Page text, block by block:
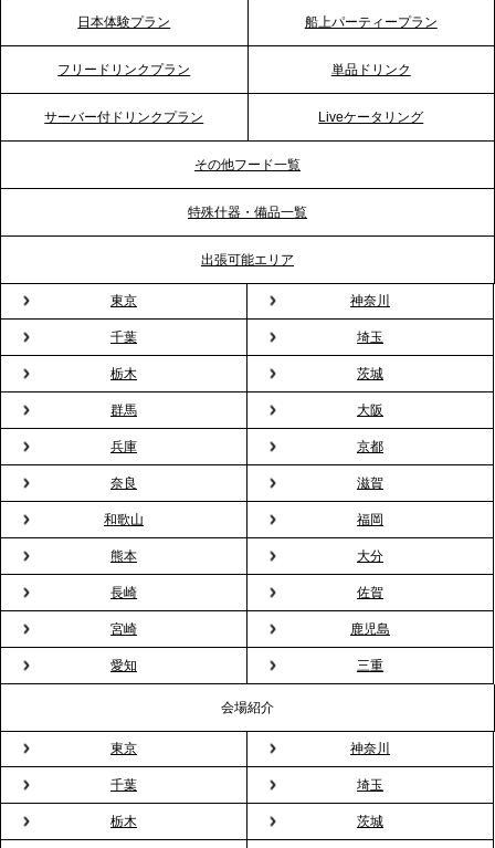
プレスリリースのご案内｜ケータリングのセカンド
テーブル、横浜事務所を新設。神奈川エリアのサー
ビス提供体制を強化し、質の高い「場づくり」をサ
TBS「Nスタ」で、2ndTable「1DISH」の花見オー
ドブルが紹介されました
2026.3.23
プレスリリースのご案内｜入社式の“そのまま懇親
ィスケータリング』という新しい活用法
2026.3.20
NHK「ニュースウオッチ9」で、2ndTable「室内花
見」が紹介されました
プレスリリースのご案内｜2026年、春の親睦は「花
粉レス」な室内花見。福利厚生としても注目され
る、快適で新しいお花見体験
2026.3.5
プレスリリースのご案内｜「室内お花見」の法人利
用が前年比4倍に急増。オフィスに桜が届く福利厚生
の新定番
日本体験プラン 船上パーティープラン
フリードリンクプラン 単品ドリンク
サーバー付ドリンクプラン Liveケータリング
その他フード一覧
特殊什器・備品一覧
出張可能エリア
東京 神奈川
千葉 埼玉
栃木 茨城
群馬 大阪
兵庫 京都
奈良 滋賀
和歌山 福岡
熊本 大分
長崎 佐賀
宮崎 鹿児島
愛知 三重
会場紹介
東京 神奈川
千葉 埼玉
栃木 茨城